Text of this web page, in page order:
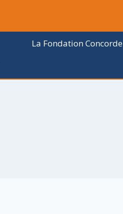
La Fondation Concorde